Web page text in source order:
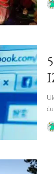
BY
BY